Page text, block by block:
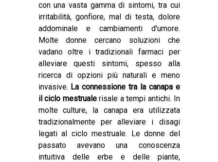
con una vasta gamma di sintomi, tra cui
irritabilità, gonfiore, mal di testa, dolore
addominale e cambiamenti d'umore.
Molte donne cercano soluzioni che
vadano oltre i tradizionali farmaci per
alleviare questi sintomi, spesso alla
ricerca di opzioni più naturali e meno
invasive. La connessione tra la canapa e
il ciclo mestrualerisale a tempi antichi. In
molte culture, la canapa era utilizzata
tradizionalmente per alleviare i disagi
legati al ciclo mestruale. Le donne del
passato avevano una conoscenza
intuitiva delle erbe e delle piante,